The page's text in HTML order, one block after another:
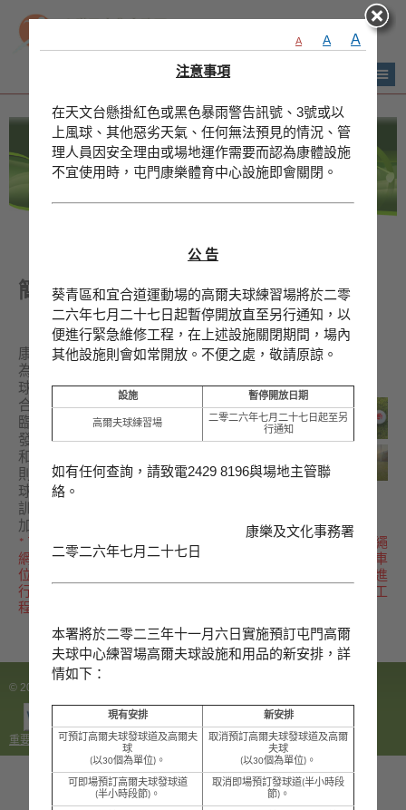
|
簡介
康文署轄下共設有四項高爾夫球設施，
為市民提供高質素及收費廉宜的高爾夫
球服務。位於屯門康樂體育中心及和宜
合道運動場的戶外高爾夫球練習場設有
臨時練習草坪(人造草)，並提供共106條
發球道。另外兩個附設於順利邨體育館
和港島東體育館的室內高爾夫球練習場
則分別設有3條發球道。此外，各高爾夫
球設施每月均舉辦不同程度的高爾夫球
訓練課程及相關活動，歡迎市民報名參
加。
* 屯門康樂體育中心的高爾夫球練習草坪、歷奇公園（包括繩
網陣、運動攀登牆、兒童遊樂場及長者健身設施）、部分泊車
位、草坪及行人通道，已於2023年4月1日起分階段關閉，以進
行「屯門游泳池及屯門康樂體育中心高爾夫球練習草坪重置工
程」。
© 2025 康樂及文化事務署 版權所有
重要告示 |私隠政策| 修訂日期:2026年7月23日
A A A
注意事項
在天文台懸掛紅色或黑色暴雨警告訊號、3號或以
上風球、其他惡劣天氣、任何無法預見的情況、管
理人員因安全理由或場地運作需要而認為康體設施
不宜使用時，屯門康樂體育中心設施即會關閉。
公 告
葵青區和宜合道運動場的高爾夫球練習場將於二零
二六年七月二十七日起暫停開放直至另行通知，以
便進行緊急維修工程，在上述設施關閉期間，場內
其他設施則會如常開放。不便之處，敬請原諒。
設施 暫停開放日期
高爾夫球練習場
二零二六年七月二十七日起至另
行通知
如有任何查詢，請致電2429 8196與場地主管聯
絡。
康樂及文化事務署
二零二六年七月二十七日
本署將於二零二三年十一月六日實施預訂屯門高爾
夫球中心練習場高爾夫球設施和用品的新安排，詳
情如下：
現有安排 新安排
可預訂高爾夫球發球道及高爾夫
球
(以30個為單位)。
取消預訂高爾夫球發球道及高爾
夫球
(以30個為單位)。
可即場預訂高爾夫球發球道
(半小時段節)。
取消即場預訂發球道(半小時段
節)。